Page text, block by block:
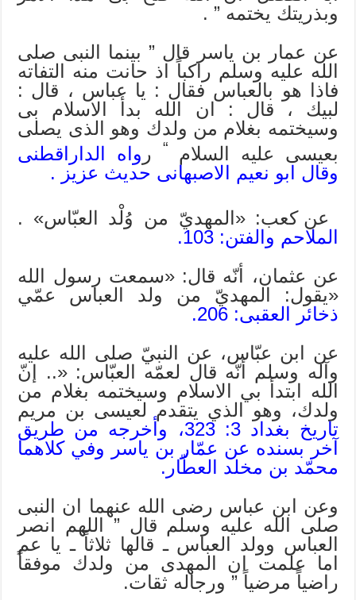
وبذريتك يختمه ” .
عن عمار بن ياسر قال ” بينما النبى صلى
الله عليه وسلم راكباً اذ حانت منه التفاته
فاذا هو بالعباس فقال : يا عباس ، قال :
لبيك ، قال : ان الله بدأ الاسلام بى
وسيختمه بغلام من ولدك وهو الذى يصلى
بعيسى عليه السلام
“ ر واه الداراقطنى
وقال ابو نعيم الاصبهانى حديث عزيز .
عن كعب: «المهديّ من وُلْد العبّاس» .
الملاحم والفتن: 103.
عن عثمان، أنّه قال: «سمعت رسول الله
«يقول: المهديّ من ولد العباس عمّي
ذخائر العقبى: 206.
عن ابن عبّاس، عن النبيّ صلى الله عليه
وآله وسلم أنّه قال لعمّه العبّاس: «.. إنّ
الله ابتدأ بي الاسلام وسيختمه بغلام من
ولدك، وهو الذي يتقدم لعيسى بن مريم
تاريخ بغداد 3: 323، وأخرجه من طريق
آخر بسنده عن عمّار بن ياسر وفي كلاهما
محمّد بن مخلد العطّار.
وعن ابن عباس رضى الله عنهما ان النبى
صلى الله عليه وسلم قال ” اللهم انصر
العباس وولد العباس ـ قالها ثلاثاً ـ يا عم
اما علمت ان المهدى من ولدك موفقاً
راضياً مرضياً ” ورجاله ثقات.